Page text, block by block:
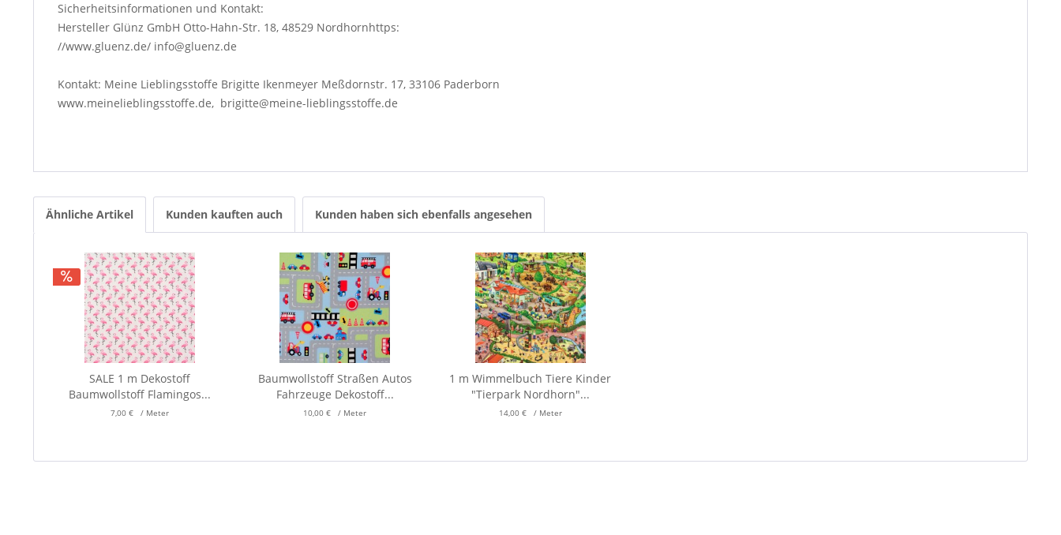
Sicherheitsinformationen und Kontakt:
Hersteller Glünz GmbH Otto-Hahn-Str. 18, 48529 Nordhornhttps:
//www.gluenz.de/ info@gluenz.de
Kontakt: Meine Lieblingsstoffe Brigitte Ikenmeyer Meßdornstr. 17, 33106 Paderborn
www.meinelieblingsstoffe.de, brigitte@meine-lieblingsstoffe.de
Ähnliche Artikel Kunden kauften auch Kunden haben sich ebenfalls angesehen
SALE 1 m Dekostoff
Baumwollstoff Flamingos...
7,00 € / Meter
Baumwollstoff Straßen Autos
Fahrzeuge Dekostoff...
10,00 € / Meter
1 m Wimmelbuch Tiere Kinder
"Tierpark Nordhorn"...
14,00 € / Meter